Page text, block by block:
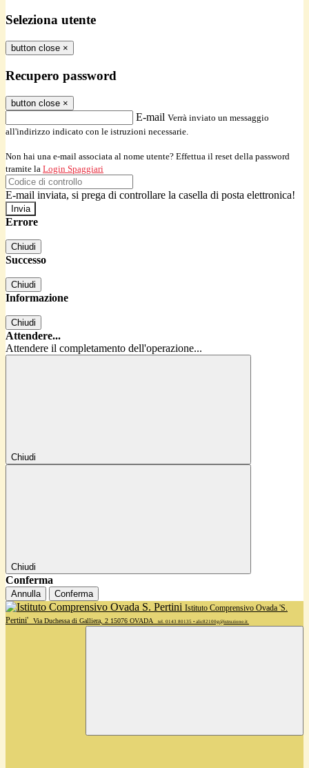
Seleziona utente
button close ×
Recupero password
button close ×
E-mail Verrà inviato un messaggio
all'indirizzo indicato con le istruzioni necessarie.
Non hai una e-mail associata al nome utente? Effettua il reset della password
tramite la Login Spaggiari
E-mail inviata, si prega di controllare la casella di posta elettronica!
Errore
Chiudi
Successo
Chiudi
Informazione
Chiudi
Attendere...
Attendere il completamento dell'operazione...
Chiudi
Chiudi
Conferma
Annulla Conferma
Istituto Comprensivo Ovada 'S.
Pertini'
Via Duchessa di Galliera, 2 15076 OVADA tel. 0143 80135 • alic82100g@istruzione.it